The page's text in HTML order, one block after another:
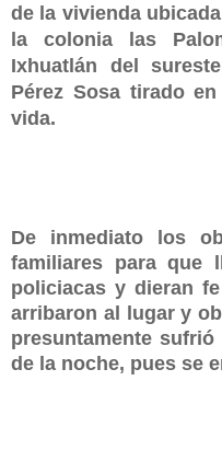
de la vivienda
la colonia las
Ixhuatlán del
Pérez Sosa tirado
vida.
De inmediato los
familiares para que
policiacas y dieran
arribaron al lugar y
presuntamente
de la noche, pues se